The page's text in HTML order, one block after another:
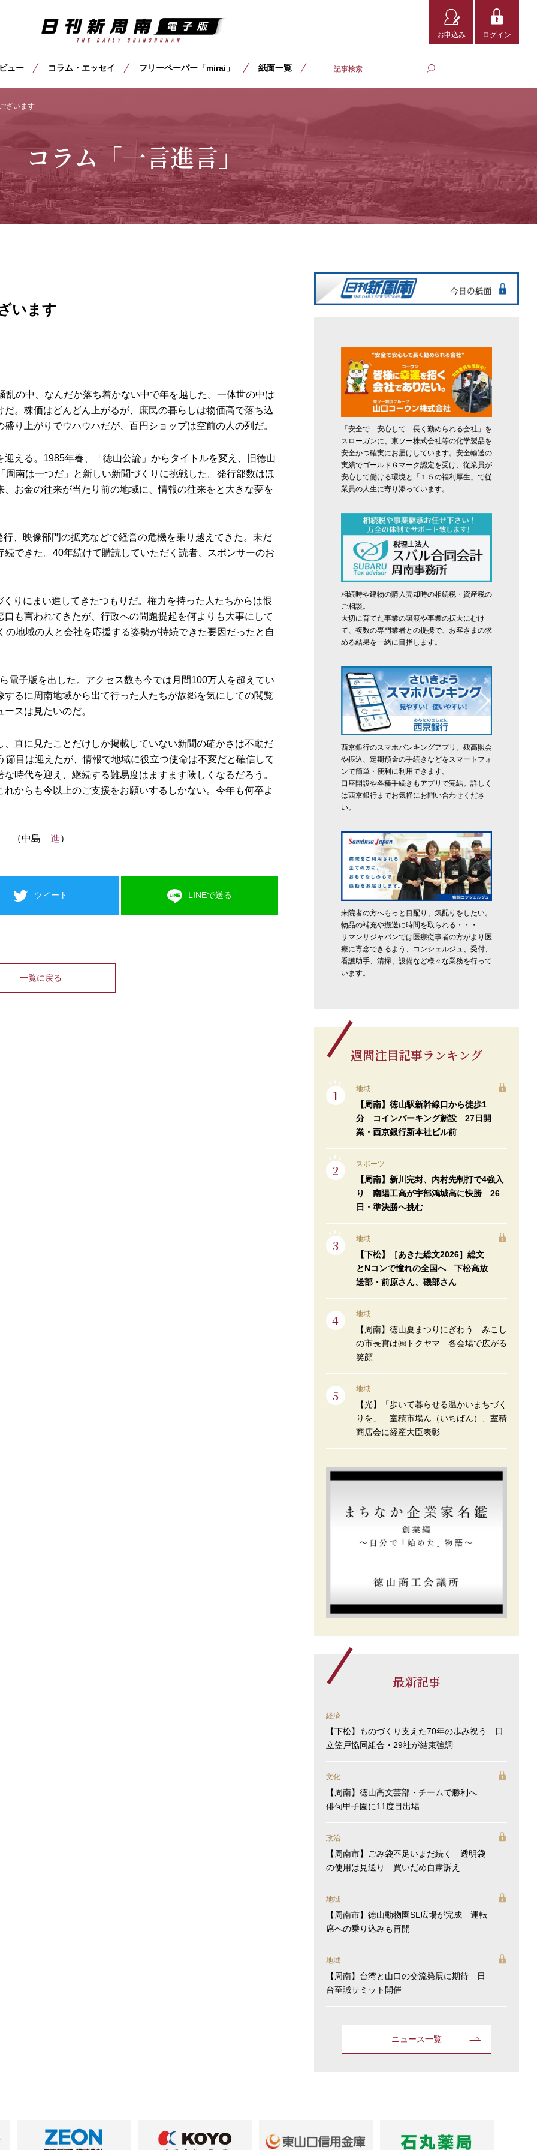
お申込み ログイン
ュー コラム・エッセイ フリーペーパー「mirai」 紙面一覧
ざいます
コラム「一言進言」
います
の中、なんだか落ち着かない中で年を越した。一体世の中は
。株価はどんどん上がるが、庶民の暮らしは物価高で落ち込
り上がりでウハウハだが、百円ショップは空前の人の列だ。
える。1985年春、「徳山公論」からタイトルを変え、旧徳山
南は一つだ」と新しい新聞づくりに挑戦した。発行部数はほ
お金の往来が当たり前の地域に、情報の往来をと大きな夢を
、映像部門の拡充などで経営の危機を乗り越えてきた。未だ
できた。40年続けて購読していただく読者、スポンサーのお
りにまい進してきたつもりだ。権力を持った人たちからは恨
も言われてきたが、行政への問題提起を何よりも大事にして
地域の人と会社を応援する姿勢が持続できた要因だったと自
電子版を出した。アクセス数も今では月間100万人を超えてい
るに周南地域から出て行った人たちが故郷を気にしての閲覧
スは見たいのだ。
直に見たことだけしか掲載していない新聞の確かさは不動だ
目は迎えたが、情報で地域に役立つ使命は不変だと確信して
時代を迎え、継続する難易度はますます険しくなるだろう。
からも今以上のご支援をお願いするしかない。今年も何卒よ
（中島 進）
ツイート LINEで送る
一覧に戻る
「安全で 安心して 長く勤められる会社」を
スローガンに、東ソー株式会社等の化学製品を
安全かつ確実にお届けしています。安全輸送の
実績でゴールドＧマーク認定を受け、従業員が
安心して働ける環境と「１５の福利厚生」で従
業員の人生に寄り添っています。
相続時や建物の購入売却時の相続税・資産税の
ご相談。
大切に育てた事業の譲渡や事業の拡大にむけ
て、複数の専門業者との提携で、お客さまの求
める結果を一緒に目指します。
西京銀行のスマホバンキングアプリ。残高照会
や振込、定期預金の手続きなどをスマートフォ
ンで簡単・便利に利用できます。
口座開設や各種手続きもアプリで完結。詳しく
は西京銀行までお気軽にお問い合わせくださ
い。
来院者の方へもっと目配り、気配りをしたい。
物品の補充や搬送に時間を取られる・・・
サマンサジャパンでは医療従事者の方がより医
療に専念できるよう、コンシェルジュ、受付、
看護助手、清掃、設備など様々な業務を行って
います。
週間注目記事ランキング
地域
【周南】徳山駅新幹線口から徒歩1
分 コインパーキング新設 27日開
業・西京銀行新本社ビル前
スポーツ
【周南】新川完封、内村先制打で4強入
り 南陽工高が宇部鴻城高に快勝 26
日・準決勝へ挑む
地域
【下松】［あきた総文2026］総文
とNコンで憧れの全国へ 下松高放
送部・前原さん、磯部さん
地域
【周南】徳山夏まつりにぎわう みこし
の市長賞は㈱トクヤマ 各会場で広がる
笑顔
地域
【光】「歩いて暮らせる温かいまちづく
りを」 室積市場ん（いちばん）、室積
商店会に経産大臣表彰
最新記事
経済
【下松】ものづくり支えた70年の歩み祝う 日
立笠戸協同組合・29社が結束強調
文化
【周南】徳山高文芸部・チームで勝利へ
俳句甲子園に11度目出場
政治
【周南市】ごみ袋不足いまだ続く 透明袋
の使用は見送り 買いだめ自粛訴え
地域
【周南市】徳山動物園SL広場が完成 運転
席への乗り込みも再開
地域
【周南】台湾と山口の交流発展に期待 日
台至誠サミット開催
ニュース一覧